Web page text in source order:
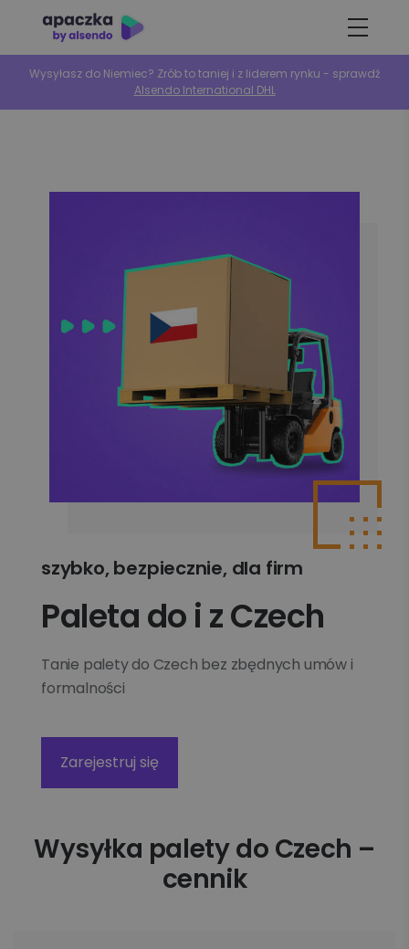
Wysyłasz do Niemiec? Zrób to taniej i z liderem rynku - sprawdź
Alsendo International DHL
szybko, bezpiecznie, dla firm
Paleta do i z Czech
Tanie palety do Czech bez zbędnych umów i
formalności
Zarejestruj się
Wysyłka palety do Czech –
cennik